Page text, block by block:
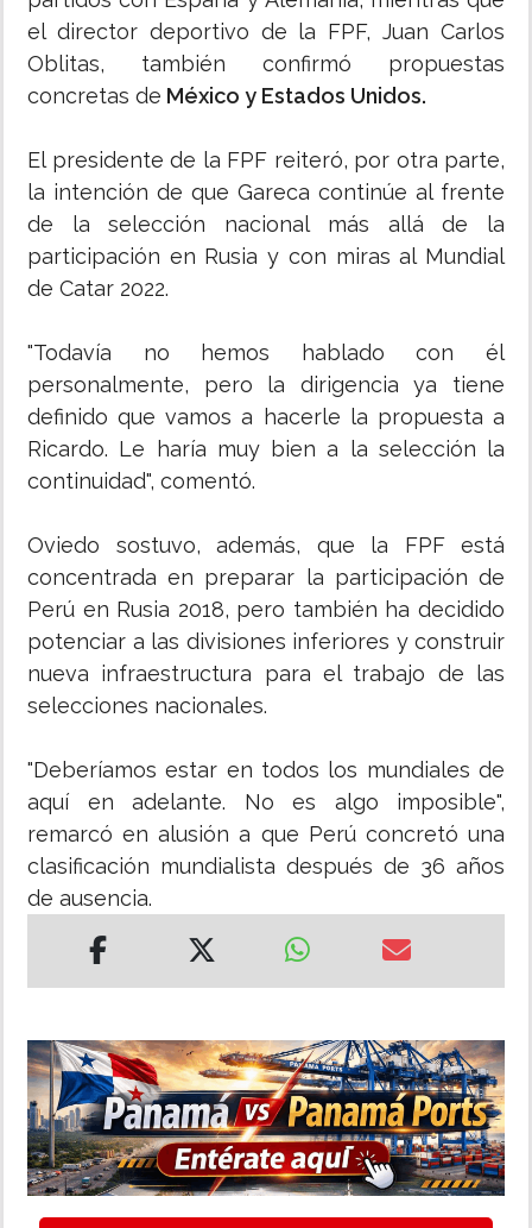
el director deportivo de la FPF, Juan Carlos
Oblitas, también confirmó propuestas
concretas de México y Estados Unidos.
El presidente de la FPF reiteró, por otra parte,
la intención de que Gareca continúe al frente
de la selección nacional más allá de la
participación en Rusia y con miras al Mundial
de Catar 2022.
"Todavía no hemos hablado con él
personalmente, pero la dirigencia ya tiene
definido que vamos a hacerle la propuesta a
Ricardo. Le haría muy bien a la selección la
continuidad", comentó.
Oviedo sostuvo, además, que la FPF está
concentrada en preparar la participación de
Perú en Rusia 2018, pero también ha decidido
potenciar a las divisiones inferiores y construir
nueva infraestructura para el trabajo de las
selecciones nacionales.
"Deberíamos estar en todos los mundiales de
aquí en adelante. No es algo imposible",
remarcó en alusión a que Perú concretó una
clasificación mundialista después de 36 años
de ausencia.